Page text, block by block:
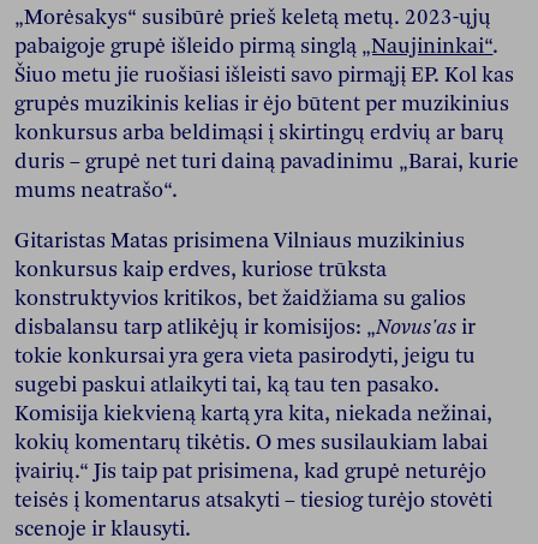
„Morėsakys“ susibūrė prieš keletą metų. 2023-ųjų
pabaigoje grupė išleido pirmą singlą „Naujininkai“.
Šiuo metu jie ruošiasi išleisti savo pirmąjį EP. Kol kas
grupės muzikinis kelias ir ėjo būtent per muzikinius
konkursus arba beldimąsi į skirtingų erdvių ar barų
duris – grupė net turi dainą pavadinimu „Barai, kurie
mums neatrašo“.
Gitaristas Matas prisimena Vilniaus muzikinius
konkursus kaip erdves, kuriose trūksta
konstruktyvios kritikos, bet žaidžiama su galios
disbalansu tarp atlikėjų ir komisijos: „Novus'as ir
tokie konkursai yra gera vieta pasirodyti, jeigu tu
sugebi paskui atlaikyti tai, ką tau ten pasako.
Komisija kiekvieną kartą yra kita, niekada nežinai,
kokių komentarų tikėtis. O mes susilaukiam labai
įvairių.“ Jis taip pat prisimena, kad grupė neturėjo
teisės į komentarus atsakyti – tiesiog turėjo stovėti
scenoje ir klausyti.